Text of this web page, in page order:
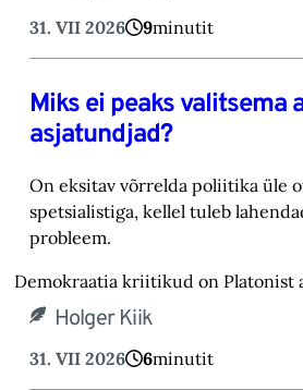
31. VII 2026 9minutit
Miks ei peaks valitsema
asjatundjad?
On eksitav võrrelda poliitika üle
spetsialistiga, kellel tuleb
probleem.
Demokraatia kriitikud on Platonist
Holger Kiik
31. VII 2026 6minutit